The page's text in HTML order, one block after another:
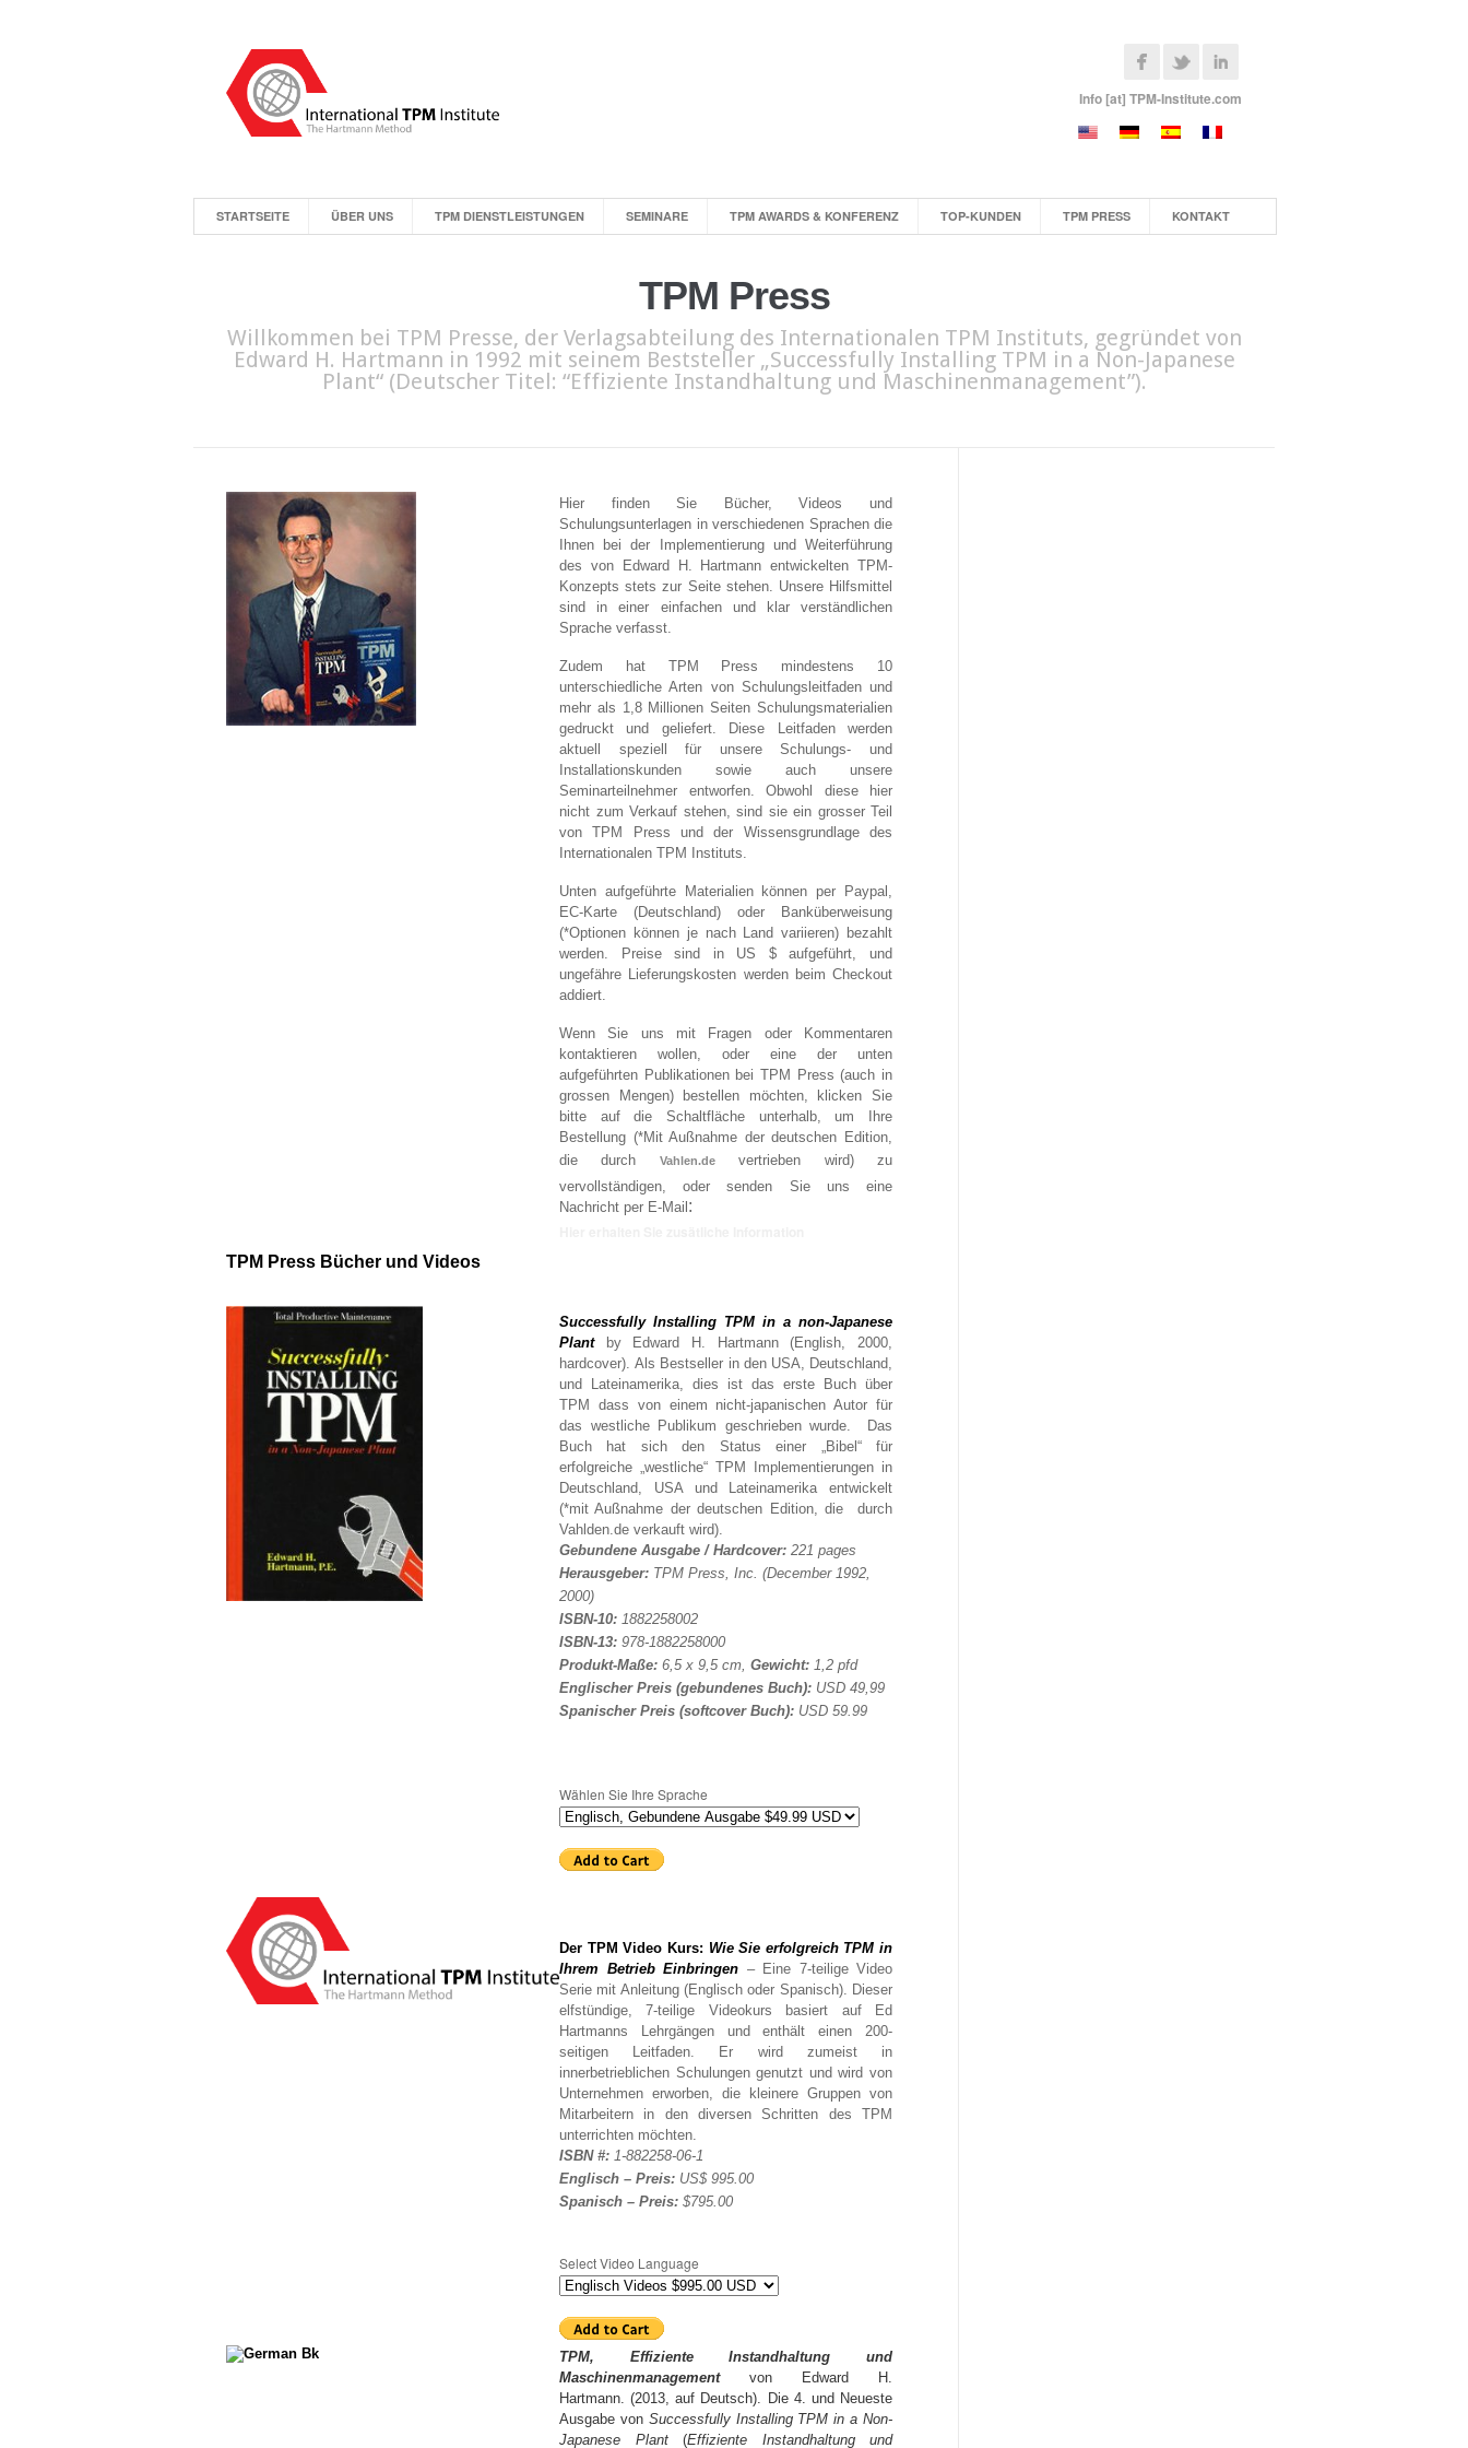
Info [at] TPM-Institute.com
STARTSEITE ÜBER UNS TPM DIENSTLEISTUNGEN SEMINARE TPM AWARDS & KONFERENZ TOP-KUNDEN TPM PRESS KONTAKT
TPM Press
Willkommen bei TPM Presse, der Verlagsabteilung des Internationalen TPM Instituts, gegründet von
Edward H. Hartmann in 1992 mit seinem Beststeller „Successfully Installing TPM in a Non-Japanese
Plant“ (Deutscher Titel: “Effiziente Instandhaltung und Maschinenmanagement”).
Hier finden Sie Bücher, Videos und
Schulungsunterlagen in verschiedenen Sprachen die
Ihnen bei der Implementierung und Weiterführung
des von Edward H. Hartmann entwickelten TPM-
Konzepts stets zur Seite stehen. Unsere Hilfsmittel
sind in einer einfachen und klar verständlichen
Sprache verfasst.
Zudem hat TPM Press mindestens 10
unterschiedliche Arten von Schulungsleitfaden und
mehr als 1,8 Millionen Seiten Schulungsmaterialien
gedruckt und geliefert. Diese Leitfaden werden
aktuell speziell für unsere Schulungs- und
Installationskunden sowie auch unsere
Seminarteilnehmer entworfen. Obwohl diese hier
nicht zum Verkauf stehen, sind sie ein grosser Teil
von TPM Press und der Wissensgrundlage des
Internationalen TPM Instituts.
Unten aufgeführte Materialien können per Paypal,
EC-Karte (Deutschland) oder Banküberweisung
(*Optionen können je nach Land variieren) bezahlt
werden. Preise sind in US $ aufgeführt, und
ungefähre Lieferungskosten werden beim Checkout
addiert.
Wenn Sie uns mit Fragen oder Kommentaren
kontaktieren wollen, oder eine der unten
aufgeführten Publikationen bei TPM Press (auch in
grossen Mengen) bestellen möchten, klicken Sie
bitte auf die Schaltfläche unterhalb, um Ihre
Bestellung (*Mit Außnahme der deutschen Edition,
die durch
Vahlen.de
vertrieben wird) zu
vervollständigen, oder senden Sie uns eine
Nachricht per E-Mail :
TPM Press Bücher und Videos
Successfully Installing TPM in a non-Japanese
Plant
by Edward H. Hartmann (English, 2000,
hardcover). Als Bestseller in den USA, Deutschland,
und Lateinamerika, dies ist das erste Buch über
TPM dass von einem nicht-japanischen Autor für
das westliche Publikum geschrieben wurde. Das
Buch hat sich den Status einer „Bibel“ für
erfolgreiche „westliche“ TPM Implementierungen in
Deutschland, USA und Lateinamerika entwickelt
(*mit Außnahme der deutschen Edition, die durch
Vahlden.de verkauft wird).
Gebundene Ausgabe / Hardcover: 221 pages
Herausgeber: TPM Press, Inc. (December 1992,
2000)
ISBN-10: 1882258002
ISBN-13: 978-1882258000
Produkt-Maße: 6,5 x 9,5 cm, Gewicht: 1,2 pfd
Englischer Preis (gebundenes Buch): USD 49,99
Spanischer Preis (softcover Buch): USD 59.99
Wählen Sie Ihre Sprache
Der TPM Video Kurs: Wie Sie erfolgreich TPM in
Ihrem Betrieb Einbringen – Eine 7-teilige Video
Serie mit Anleitung (Englisch oder Spanisch). Dieser
elfstündige, 7-teilige Videokurs basiert auf Ed
Hartmanns Lehrgängen und enthält einen 200-
seitigen Leitfaden. Er wird zumeist in
innerbetrieblichen Schulungen genutzt und wird von
Unternehmen erworben, die kleinere Gruppen von
Mitarbeitern in den diversen Schritten des TPM
unterrichten möchten.
ISBN #: 1-882258-06-1
Englisch – Preis: US$ 995.00
Spanisch – Preis: $795.00
Select Video Language
TPM, Effiziente Instandhaltung und
Maschinenmanagementvon Edward H.
Hartmann. (2013, auf Deutsch). Die 4. und Neueste
Ausgabe von Successfully Installing TPM in a Non-
Japanese Plant (Effiziente Instandhaltung und